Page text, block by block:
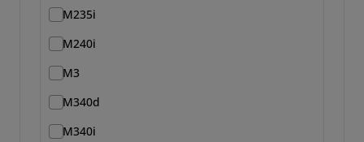
M235i
M240i
M3
M340d
M340i